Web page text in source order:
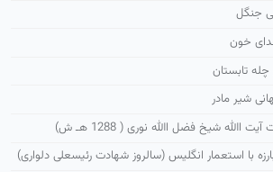
جنگل
خون
تابستان
شیر مادر
االله شیخ فضل االله نوری ( 1288 هـ ش)
با استعمار انگلیس (سالروز شهادت رئیسعلی دلواری)